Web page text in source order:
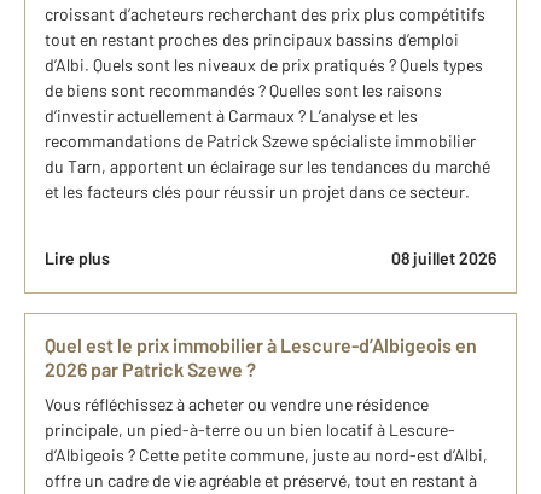
croissant d’acheteurs recherchant des prix plus compétitifs
tout en restant proches des principaux bassins d’emploi
d’Albi. Quels sont les niveaux de prix pratiqués ? Quels types
de biens sont recommandés ? Quelles sont les raisons
d’investir actuellement à Carmaux ? L’analyse et les
recommandations de Patrick Szewe spécialiste immobilier
du Tarn, apportent un éclairage sur les tendances du marché
et les facteurs clés pour réussir un projet dans ce secteur.
Lire plus 08 juillet 2026
Quel est le prix immobilier à Lescure-d’Albigeois en
2026 par Patrick Szewe ?
Vous réfléchissez à acheter ou vendre une résidence
principale, un pied-à-terre ou un bien locatif à Lescure-
d’Albigeois ? Cette petite commune, juste au nord-est d’Albi,
offre un cadre de vie agréable et préservé, tout en restant à